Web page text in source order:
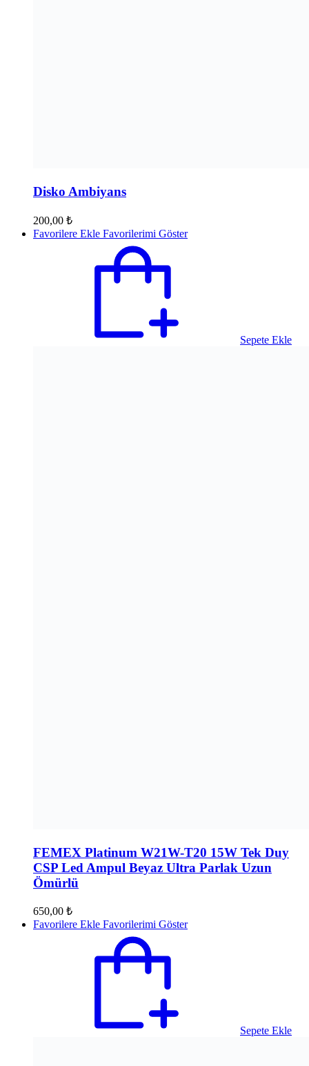
Disko Ambiyans
200,00 ₺
Favorilere Ekle Favorilerimi Göster
Sepete Ekle
FEMEX Platinum W21W-T20 15W Tek Duy
CSP Led Ampul Beyaz Ultra Parlak Uzun
Ömürlü
650,00 ₺
Favorilere Ekle Favorilerimi Göster
Sepete Ekle